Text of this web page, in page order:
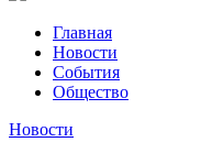
Главная
Новости
События
Общество
Новости